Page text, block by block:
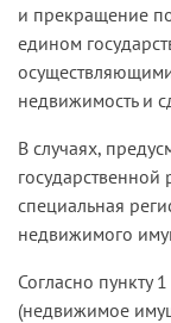
и прекращение
едином
недвижимость и
В случаях,
государственной
специальная
недвижимого
Согласно
(недвижимое